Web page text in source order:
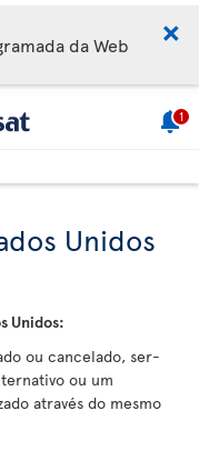
da Web
1
Unidos
Unidos:
ou cancelado, ser-
ou um
através do mesmo